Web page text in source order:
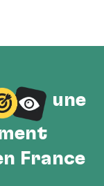
une
France